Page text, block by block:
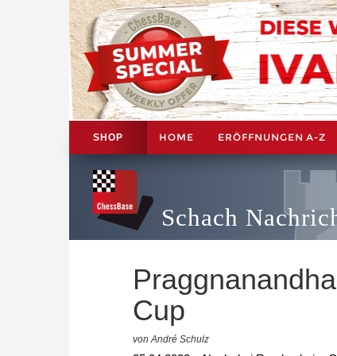
SHOP HOME ERÖFFNUNGEN A-Z
Schach
Cup
von André Schulz